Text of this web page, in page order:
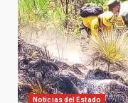
Noticias del Estado